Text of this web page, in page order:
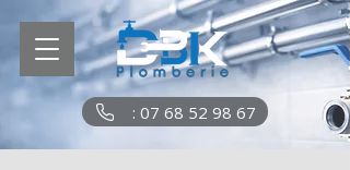
: 07 68 52 98 67